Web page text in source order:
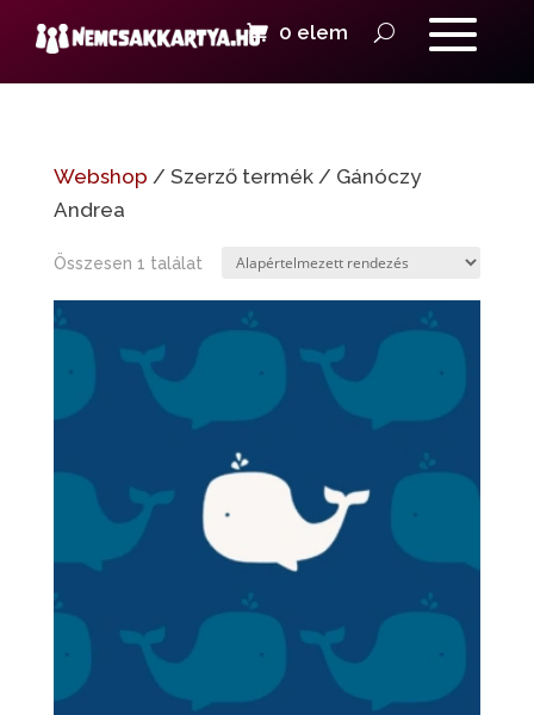
0 elem
Webshop / Szerző termék / Gánóczy
Andrea
Összesen 1 találat